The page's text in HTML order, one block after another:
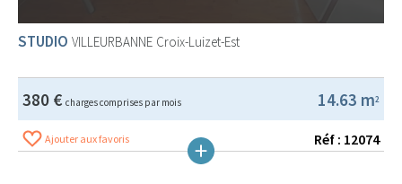
STUDIO VILLEURBANNE Croix-Luizet-Est
14.63 m2
380 € charges comprises par mois
Ajouter aux favoris Réf : 12074